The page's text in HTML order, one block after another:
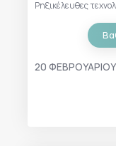
Ρηξικέλευθες
20 ΦΕΒΡΟΥΑΡΊΟΥ